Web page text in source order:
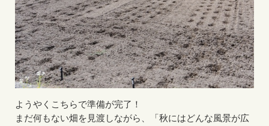
ようやくこちらで準備が完了！
まだ何もない畑を見渡しながら、「秋にはどんな風景が広